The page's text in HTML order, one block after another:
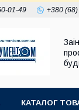
01-49 +380
КАТАЛОГ